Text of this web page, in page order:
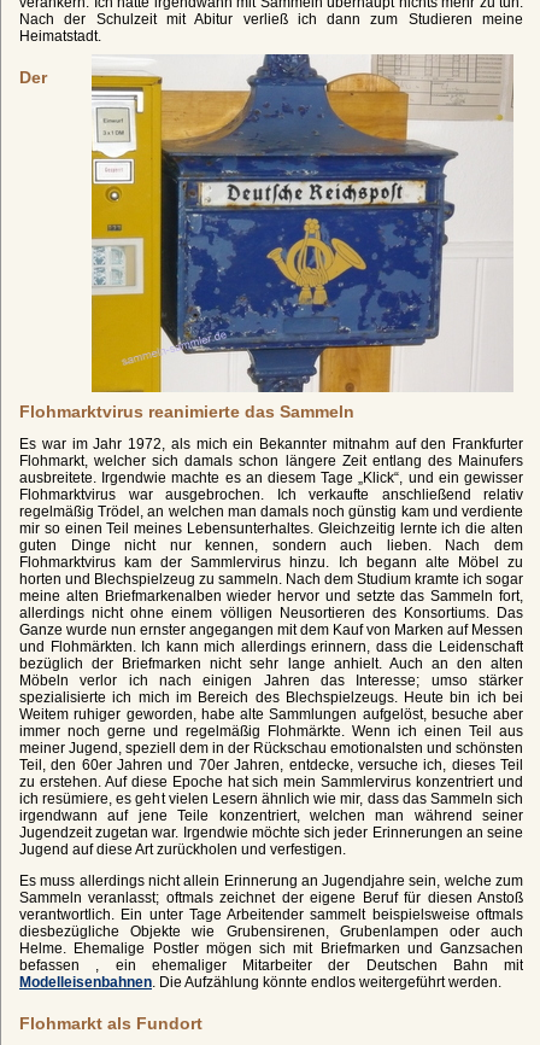
Nach der Schulzeit mit Abitur verließ ich dann zum Studieren meine
Heimatstadt.
Der
Flohmarktvirus reanimierte das Sammeln
Es war im Jahr 1972, als mich ein Bekannter mitnahm auf den Frankfurter
Flohmarkt, welcher sich damals schon längere Zeit entlang des Mainufers
ausbreitete. Irgendwie machte es an diesem Tage „Klick“, und ein gewisser
Flohmarktvirus war ausgebrochen. Ich verkaufte anschließend relativ
regelmäßig Trödel, an welchen man damals noch günstig kam und verdiente
mir so einen Teil meines Lebensunterhaltes. Gleichzeitig lernte ich die alten
guten Dinge nicht nur kennen, sondern auch lieben. Nach dem
Flohmarktvirus kam der Sammlervirus hinzu. Ich begann alte Möbel zu
horten und Blechspielzeug zu sammeln. Nach dem Studium kramte ich sogar
meine alten Briefmarkenalben wieder hervor und setzte das Sammeln fort,
allerdings nicht ohne einem völligen Neusortieren des Konsortiums. Das
Ganze wurde nun ernster angegangen mit dem Kauf von Marken auf Messen
und Flohmärkten. Ich kann mich allerdings erinnern, dass die Leidenschaft
bezüglich der Briefmarken nicht sehr lange anhielt. Auch an den alten
Möbeln verlor ich nach einigen Jahren das Interesse; umso stärker
spezialisierte ich mich im Bereich des Blechspielzeugs. Heute bin ich bei
Weitem ruhiger geworden, habe alte Sammlungen aufgelöst, besuche aber
immer noch gerne und regelmäßig Flohmärkte. Wenn ich einen Teil aus
meiner Jugend, speziell dem in der Rückschau emotionalsten und schönsten
Teil, den 60er Jahren und 70er Jahren, entdecke, versuche ich, dieses Teil
zu erstehen. Auf diese Epoche hat sich mein Sammlervirus konzentriert und
ich resümiere, es geht vielen Lesern ähnlich wie mir, dass das Sammeln sich
irgendwann auf jene Teile konzentriert, welchen man während seiner
Jugendzeit zugetan war. Irgendwie möchte sich jeder Erinnerungen an seine
Jugend auf diese Art zurückholen und verfestigen.
Es muss allerdings nicht allein Erinnerung an Jugendjahre sein, welche zum
Sammeln veranlasst; oftmals zeichnet der eigene Beruf für diesen Anstoß
verantwortlich. Ein unter Tage Arbeitender sammelt beispielsweise oftmals
diesbezügliche Objekte wie Grubensirenen, Grubenlampen oder auch
Helme. Ehemalige Postler mögen sich mit Briefmarken und Ganzsachen
befassen , ein ehemaliger Mitarbeiter der Deutschen Bahn mit
Modelleisenbahnen . Die Aufzählung könnte endlos weitergeführt werden.
Flohmarkt als Fundort